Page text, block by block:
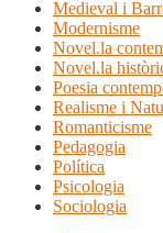
Medieval i
Modernisme
Novel.la
Novel.la
Poesia
Realisme i
Romanticisme
Pedagogia
Política
Psicologia
Sociologia